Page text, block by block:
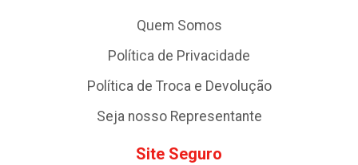
Quem Somos
Política de Privacidade
Política de Troca e Devolução
Seja nosso Representante
Site Seguro